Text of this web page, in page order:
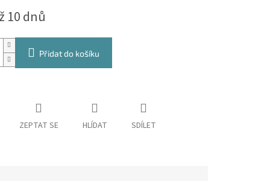
10 dnů
Přidat do košíku
ZEPTAT SE HLÍDAT SDÍLET